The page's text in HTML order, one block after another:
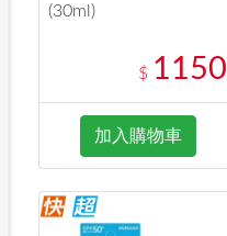
(30ml)
$ 1150
加入購物車